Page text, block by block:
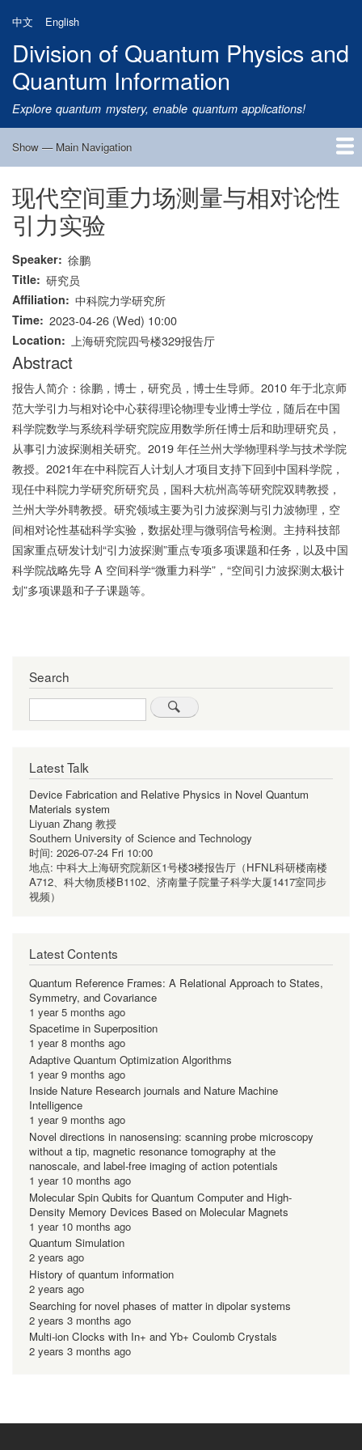
main
content
中文 English
Division of Quantum Physics and
Quantum Information
Explore quantum mystery, enable quantum applications!
Main
Show — Main Navigation
Home
Research
Quantum Satellite
People
News
Research Progress
Talks
Publications
Notice
Admission
Links
现代空间重力场测量与相对论性
引力实验
Speaker 徐鹏
Title 研究员
Affiliation 中科院力学研究所
Time 2023-04-26 (Wed) 10:00
Location 上海研究院四号楼329报告厅
Abstract
报告人简介：徐鹏，博士，研究员，博士生导师。2010 年于北京师
范大学引力与相对论中心获得理论物理专业博士学位，随后在中国
科学院数学与系统科学研究院应用数学所任博士后和助理研究员，
从事引力波探测相关研究。2019 年任兰州大学物理科学与技术学院
教授。2021年在中科院百人计划人才项目支持下回到中国科学院，
现任中科院力学研究所研究员，国科大杭州高等研究院双聘教授，
兰州大学外聘教授。研究领域主要为引力波探测与引力波物理，空
间相对论性基础科学实验，数据处理与微弱信号检测。主持科技部
国家重点研发计划“引力波探测”重点专项多项课题和任务，以及中国
科学院战略先导 A 空间科学“微重力科学”，“空间引力波探测太极计
划”多项课题和子子课题等。
Search
Search
Latest Talk
Device Fabrication and Relative Physics in Novel Quantum
Materials system
Liyuan Zhang 教授
Southern University of Science and Technology
时间: 2026-07-24 Fri 10:00
地点: 中科大上海研究院新区1号楼3楼报告厅（HFNL科研楼南楼
A712、科大物质楼B1102、济南量子院量子科学大厦1417室同步
视频）
Latest Contents
Quantum Reference Frames: A Relational Approach to States,
Symmetry, and Covariance
1 year 5 months ago
Spacetime in Superposition
1 year 8 months ago
Adaptive Quantum Optimization Algorithms
1 year 9 months ago
Inside Nature Research journals and Nature Machine
Intelligence
1 year 9 months ago
Novel directions in nanosensing: scanning probe microscopy
without a tip, magnetic resonance tomography at the
nanoscale, and label-free imaging of action potentials
1 year 10 months ago
Molecular Spin Qubits for Quantum Computer and High-
Density Memory Devices Based on Molecular Magnets
1 year 10 months ago
Quantum Simulation
2 years ago
History of quantum information
2 years ago
Searching for novel phases of matter in dipolar systems
2 years 3 months ago
Multi-ion Clocks with In+ and Yb+ Coulomb Crystals
2 years 3 months ago